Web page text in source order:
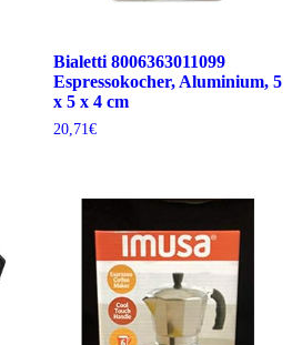
Bialetti 8006363011099
Espressokocher, Aluminium, 5
x 5 x 4 cm
20,71€